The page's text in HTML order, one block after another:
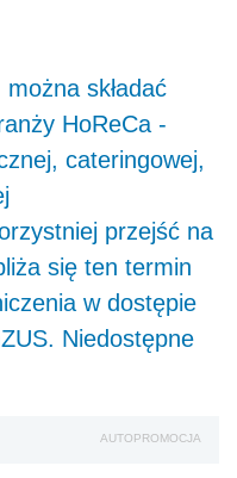
składać
HoReCa -
cateringowej,
przejść na
się ten termin
w dostępie
Niedostępne
AUTOPROMOCJA